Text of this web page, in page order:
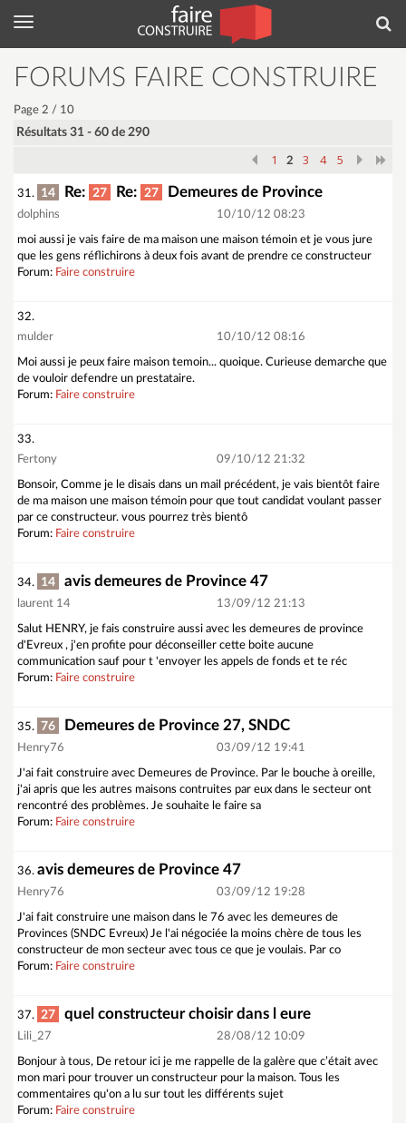
Menu
FORUMS FAIRE CONSTRUIRE
Page 2 / 10
Résultats 31 - 60 de 290
1 2 3 4 5
31. 14 Re: 27 Re: 27 Demeures de Province
dolphins 10/10/12 08:23
moi aussi je vais faire de ma maison une maison témoin et je vous jure
que les gens réflichirons à deux fois avant de prendre ce constructeur
Forum: Faire construire
32.
mulder
10/10/12 08:16
Moi aussi je peux faire maison temoin... quoique. Curieuse demarche que
de vouloir defendre un prestataire.
Forum: Faire construire
33.
Fertony
09/10/12 21:32
Bonsoir, Comme je le disais dans un mail précédent, je vais bientôt faire
de ma maison une maison témoin pour que tout candidat voulant passer
par ce constructeur. vous pourrez très bientô
Forum: Faire construire
34. 14 avis demeures de Province 47
laurent 14 13/09/12 21:13
Salut HENRY, je fais construire aussi avec les demeures de province
d'Evreux , j'en profite pour déconseiller cette boite aucune
communication sauf pour t 'envoyer les appels de fonds et te réc
Forum: Faire construire
35. 76 Demeures de Province 27, SNDC
Henry76 03/09/12 19:41
J'ai fait construire avec Demeures de Province. Par le bouche à oreille,
j'ai apris que les autres maisons contruites par eux dans le secteur ont
rencontré des problèmes. Je souhaite le faire sa
Forum: Faire construire
36. avis demeures de Province 47
Henry76 03/09/12 19:28
J'ai fait construire une maison dans le 76 avec les demeures de
Provinces (SNDC Evreux) Je l'ai négociée la moins chère de tous les
constructeur de mon secteur avec tous ce que je voulais. Par co
Forum: Faire construire
37. 27 quel constructeur choisir dans l eure
Lili_27 28/08/12 10:09
Bonjour à tous, De retour ici je me rappelle de la galère que c’était avec
mon mari pour trouver un constructeur pour la maison. Tous les
commentaires qu'on a lu sur tout les différents sujet
Forum: Faire construire